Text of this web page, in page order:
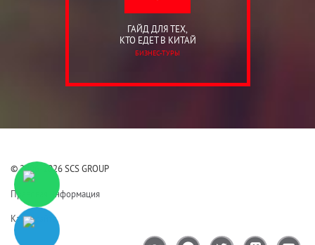
ГАЙД ДЛЯ ТЕХ,
КТО ЕДЕТ В КИТАЙ
БИЗНЕС-ТУРЫ
© 2006-2026 SCS GROUP
Правовая информация
Карта сайта